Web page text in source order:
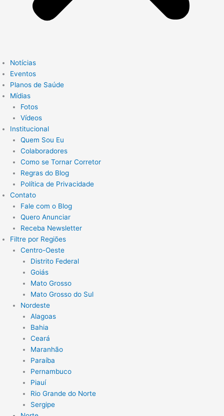
Notícias
Eventos
Planos de Saúde
Mídias
Fotos
Vídeos
Institucional
Quem Sou Eu
Colaboradores
Como se Tornar Corretor
Regras do Blog
Política de Privacidade
Contato
Fale com o Blog
Quero Anunciar
Receba Newsletter
Filtre por Regiões
Centro-Oeste
Distrito Federal
Goiás
Mato Grosso
Mato Grosso do Sul
Nordeste
Alagoas
Bahia
Ceará
Maranhão
Paraíba
Pernambuco
Piauí
Rio Grande do Norte
Sergipe